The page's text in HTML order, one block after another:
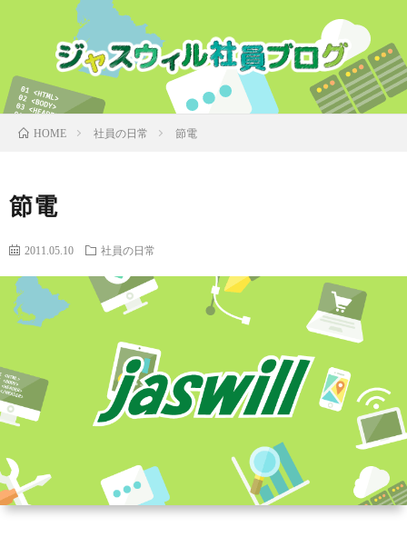
HOME 社員の日常 節電
節電
2011.05.10 社員の日常